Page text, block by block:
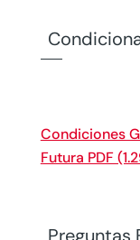
Condiciones
Futura PDF